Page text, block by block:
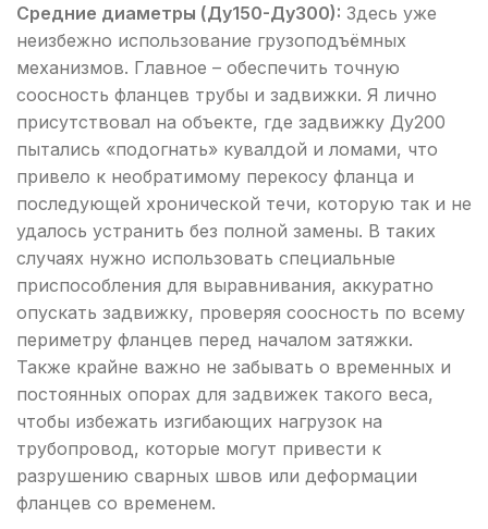
Средние диаметры (Ду150-Ду300): Здесь уже
неизбежно использование грузоподъёмных
механизмов. Главное – обеспечить точную
соосность фланцев трубы и задвижки. Я лично
присутствовал на объекте, где задвижку Ду200
пытались «подогнать» кувалдой и ломами, что
привело к необратимому перекосу фланца и
последующей хронической течи, которую так и не
удалось устранить без полной замены. В таких
случаях нужно использовать специальные
приспособления для выравнивания, аккуратно
опускать задвижку, проверяя соосность по всему
периметру фланцев перед началом затяжки.
Также крайне важно не забывать о временных и
постоянных опорах для задвижек такого веса,
чтобы избежать изгибающих нагрузок на
трубопровод, которые могут привести к
разрушению сварных швов или деформации
фланцев со временем.